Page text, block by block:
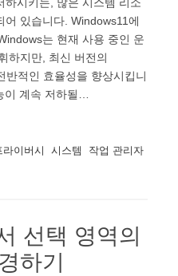
있습니다. Windows11에
는 현재 사용 중인 운
하지만, 최신 버전의
반적인 효율성을 향상시킵니
이 계속 저하될…
라이버시 시스템
작업 관리자
선택 영역의
하기